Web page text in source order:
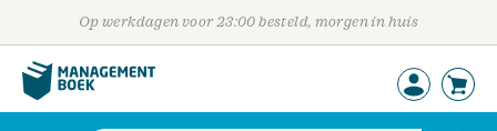
Op werkdagen voor 23:00 besteld, morgen in huis